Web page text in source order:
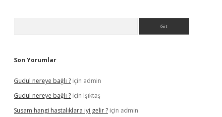
Son Yorumlar
Gudul nereye bağlı ? için admin
Gudul nereye bağlı ? için Işıktaş
Susam hangi hastalıklara iyi gelir ? için admin